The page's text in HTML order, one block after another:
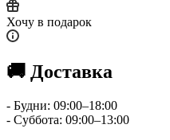
Хочу в подарок
🚚 Доставка
- Будни: 09:00–18:00
- Суббота: 09:00–13:00